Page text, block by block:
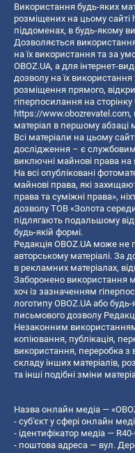
Використання будь-яких
розміщених на цьому сайті
піддоменах, в будь-якому
Дозволяється
на їх використання та за
OBOZ.UA, а для інтернет-
дозволу на їх
розміщення прямого,
гіперпосилання на
https://www.obozrevatel.com,
матеріал в першому абзаці
Всі матеріали на цьому
дослідження – є
виключні майнові права на
На всі опубліковані
майнові права, які
права та суміжні права»,
дозволу ТОВ «Золота
підлягають подальшому
будь-якій формі.
Редакція OBOZ.UA може не
авторському матеріалі. За
в рекламних матеріалах,
Заборонено використання
хоч із зазначенням
логотипу OBOZ.UA або
письмового дозволу
Незаконним
копiювання, публiкацiя,
використання, переробка
складу інших матеріалів,
та інші подібні зміни
Назва онлайн медіа —
- суб'єкт у сфері онлайн
- ідентифікатор медіа —
- поштова адреса — вул.